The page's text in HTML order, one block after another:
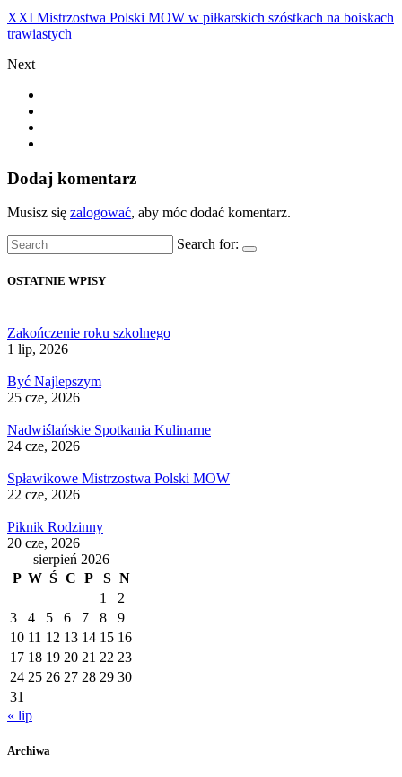
XXI Mistrzostwa Polski MOW w piłkarskich szóstkach na boiskach
trawiastych
Next
Dodaj komentarz
Musisz się zalogować, aby móc dodać komentarz.
Search for:
OSTATNIE WPISY
Zakończenie roku szkolnego
1 lip, 2026
Być Najlepszym
25 cze, 2026
Nadwiślańskie Spotkania Kulinarne
24 cze, 2026
Spławikowe Mistrzostwa Polski MOW
22 cze, 2026
Piknik Rodzinny
20 cze, 2026
sierpień 2026
P W Ś C P S N
1
2
3
4 5 6 7 8
9
10 11 12 13 14 15 16
17 18 19 20 21 22 23
24 25 26 27 28 29 30
31
« lip
Archiwa